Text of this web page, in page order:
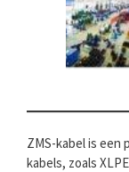
ZMS-kabel is
kabels, zoals